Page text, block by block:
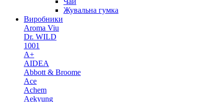
Жувальна гумка
Виробники
Aroma Viu
Dr. WILD
1001
A+
AIDEA
Abbott & Broome
Ace
Achem
Aekyung